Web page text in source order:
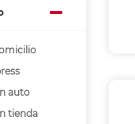
auto
tienda